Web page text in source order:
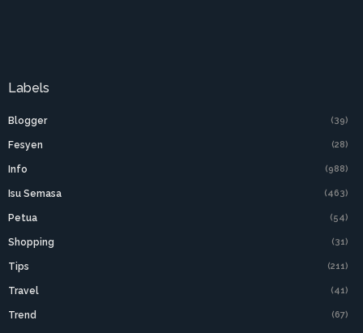
Labels
Blogger (39)
Fesyen (28)
Info (988)
Isu Semasa (463)
Petua (54)
Shopping (31)
Tips (211)
Travel (41)
Trend (67)